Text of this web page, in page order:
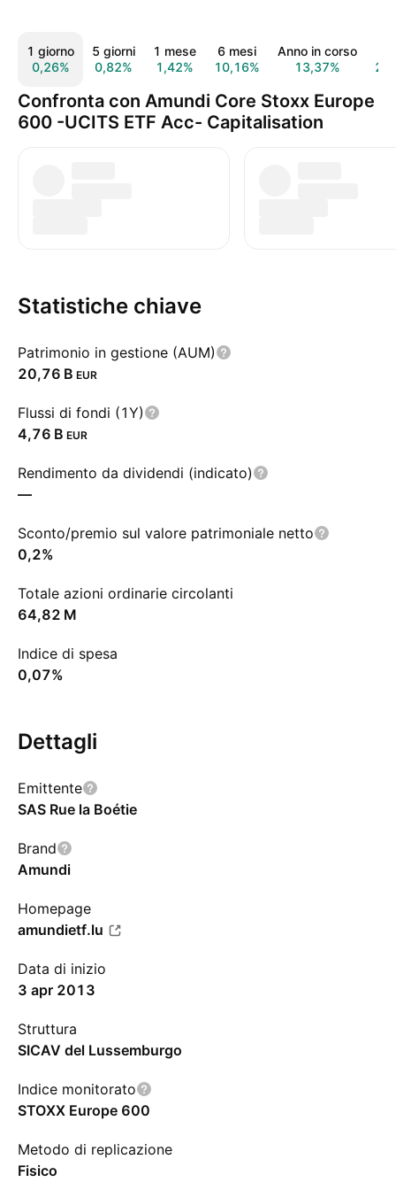
1 giorno
0,26%
5 giorni
0,82%
1 mese
1,42%
6 mesi
10,16%
Anno in corso
13,37%
Confronta con Amundi Core Stoxx Europe
600 -UCITS ETF Acc- Capitalisation
Statistiche chiave
Patrimonio in gestione (AUM)
‪20,76 B‬ EUR
Flussi di fondi (1Y)
‪4,76 B‬ EUR
Rendimento da dividendi (indicato)
—
Sconto/premio sul valore patrimoniale netto
0,2%
Totale azioni ordinarie circolanti
‪64,82 M‬
Indice di spesa
0,07%
Dettagli
Emittente
SAS Rue la Boétie
Brand
Amundi
Homepage
amundietf.lu
Data di inizio
3 apr 2013
Struttura
SICAV del Lussemburgo
Indice monitorato
STOXX Europe 600
Metodo di replicazione
Fisico